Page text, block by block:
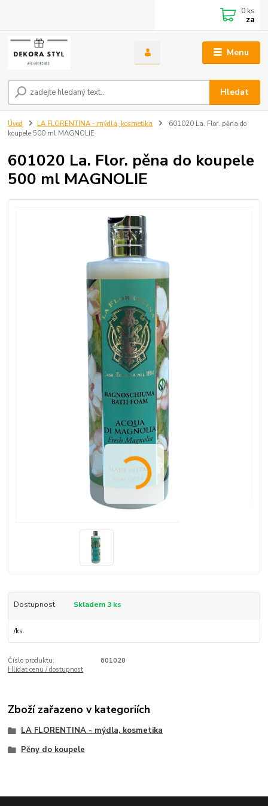
Menu
Hledat
0 ks
za
Úvod LA FLORENTINA - mýdla, kosmetika
601020 La. Flor. pěna do
koupele 500 ml MAGNOLIE
601020 La. Flor. pěna do koupele
500 ml MAGNOLIE
Dostupnost Skladem 3 ks
/ks
Číslo produktu:
601020
Hlídat cenu / dostupnost
Zboží zařazeno v kategoriích
LA FLORENTINA - mýdla, kosmetika
Pěny do koupele